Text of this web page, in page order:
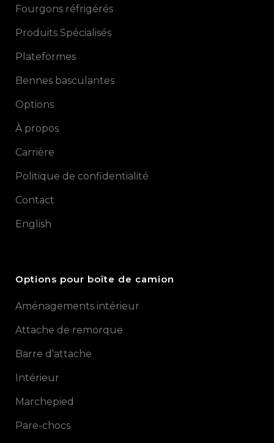
Fourgons réfrigérés
Produits Spécialisés
Plateformes
Bennes basculantes
Options
À propos
Carrière
Politique de confidentialité
Contact
English
Options pour boîte de camion
Aménagements intérieur
Attache de remorque
Barre d’attache
Intérieur
Marchepied
Pare-chocs